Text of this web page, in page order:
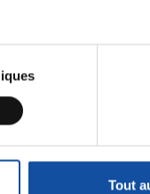
être précises à
préférences,
partir de la
Tout
en charge de
par un
Cette